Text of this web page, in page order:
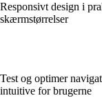
Responsivt design i
skærmstørrelser
Test og optimer
intuitive for brugerne